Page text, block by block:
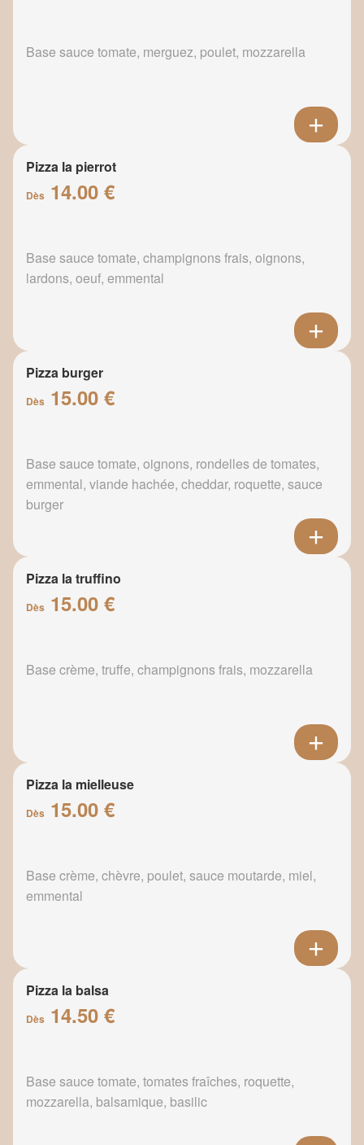
Base sauce tomate, merguez, poulet, mozzarella
Pizza la pierrot
Dès 14.00 €
Base sauce tomate, champignons frais, oignons,
lardons, oeuf, emmental
Pizza burger
Dès 15.00 €
Base sauce tomate, oignons, rondelles de tomates,
emmental, viande hachée, cheddar, roquette, sauce
burger
Pizza la truffino
Dès 15.00 €
Base crème, truffe, champignons frais, mozzarella
Pizza la mielleuse
Dès 15.00 €
Base crème, chèvre, poulet, sauce moutarde, miel,
emmental
Pizza la balsa
Dès 14.50 €
Base sauce tomate, tomates fraîches, roquette,
mozzarella, balsamique, basilic